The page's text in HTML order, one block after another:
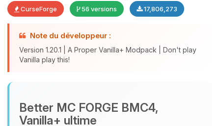
CurseForge 56 versions 17,806,273
Note du développeur :
Version 1.20.1 | A Proper Vanilla+ Modpack | Don't play
Vanilla play this!
Better MC FORGE BMC4,
Vanilla+ ultime
parler ! Moi c’est Choupy, ton petit
assistant BoxToPlay. Dis-moi ce dont